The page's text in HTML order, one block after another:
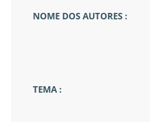
NOME DOS AUTORES :
TEMA :